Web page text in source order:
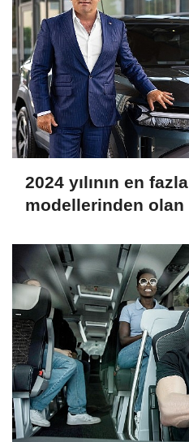
2024 yılının en
modellerinden olan
sunuldu